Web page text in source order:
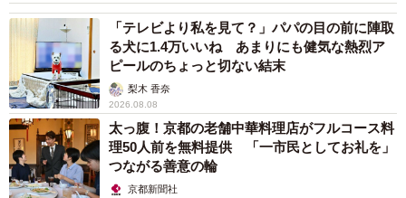
「テレビより私を見て？」パパの目の前に陣取
る犬に1.4万いいね あまりにも健気な熱烈ア
ピールのちょっと切ない結末
梨木 香奈
2026.08.08
太っ腹！京都の老舗中華料理店がフルコース料
理50人前を無料提供 「一市民としてお礼を」
つながる善意の輪
京都新聞社